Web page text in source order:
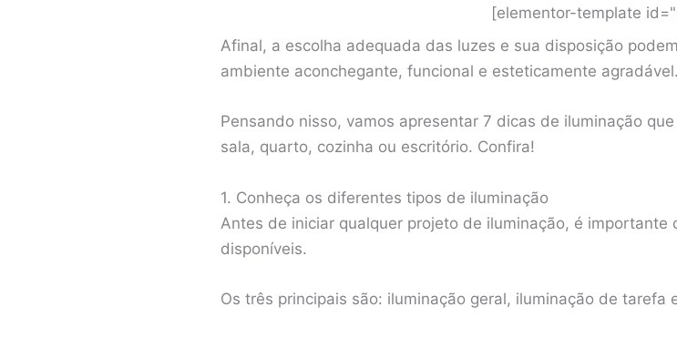
[elementor-template
Afinal, a escolha adequada das luzes e sua disposição
ambiente aconchegante, funcional e esteticamente agradável.
Pensando nisso, vamos apresentar 7 dicas de iluminação
sala, quarto, cozinha ou escritório. Confira!
1. Conheça os diferentes tipos de iluminação
Antes de iniciar qualquer projeto de iluminação, é
disponíveis.
Os três principais são: iluminação geral, iluminação de tarefa